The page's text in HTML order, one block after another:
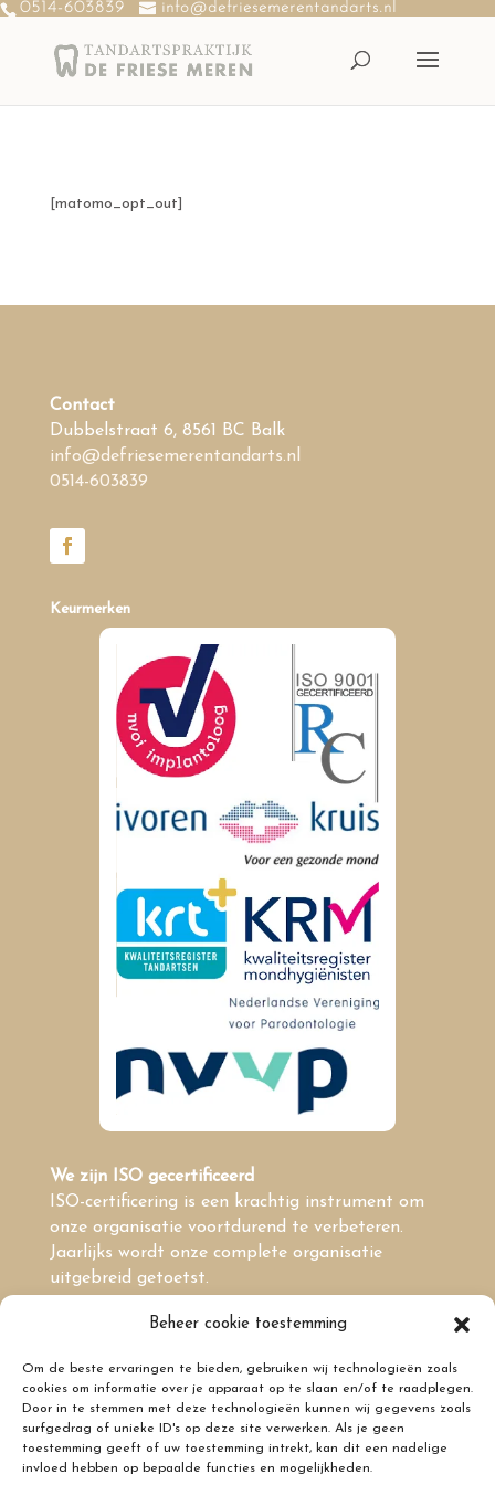
Beheer cookie toestemming
Om de beste ervaringen te bieden, gebruiken wij technologieën zoals
cookies om informatie over je apparaat op te slaan en/of te raadplegen.
Door in te stemmen met deze technologieën kunnen wij gegevens zoals
surfgedrag of unieke ID's op deze site verwerken. Als je geen
toestemming geeft of uw toestemming intrekt, kan dit een nadelige
invloed hebben op bepaalde functies en mogelijkheden.
0514-603839 info@defriesemerentandarts.nl
[matomo_opt_out]
Contact
Dubbelstraat 6, 8561 BC Balk
info@defriesemerentandarts.nl
0514-603839
Keurmerken
We zijn ISO gecertificeerd
ISO-certificering is een krachtig instrument om
onze organisatie voortdurend te verbeteren.
Jaarlijks wordt onze complete organisatie
uitgebreid getoetst.
Menu
Privacyregeling en geheimhouding